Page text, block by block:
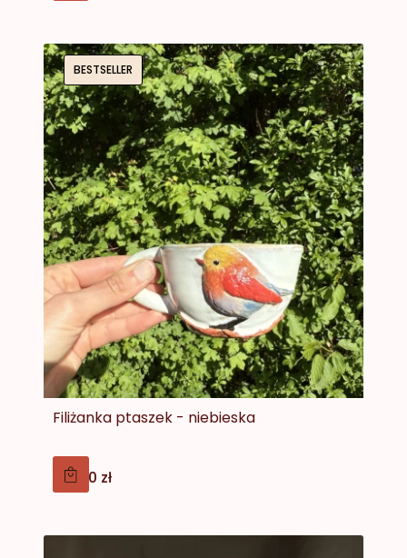
BESTSELLER
Filiżanka ptaszek - niebieska
Cena
139,00 zł